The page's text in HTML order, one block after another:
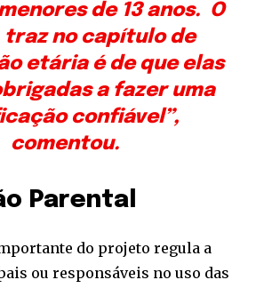
de 13 anos. O
traz no capítulo de
etária é de que elas
a fazer uma
confiável”,
comentou.
Parental
do projeto regula a
ou responsáveis no uso das